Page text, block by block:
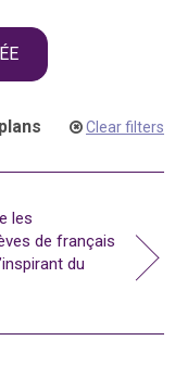
plans
Clear filters
les
de français
du